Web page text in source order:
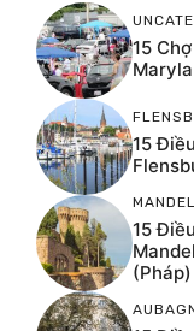
15
15
15
(Pháp)